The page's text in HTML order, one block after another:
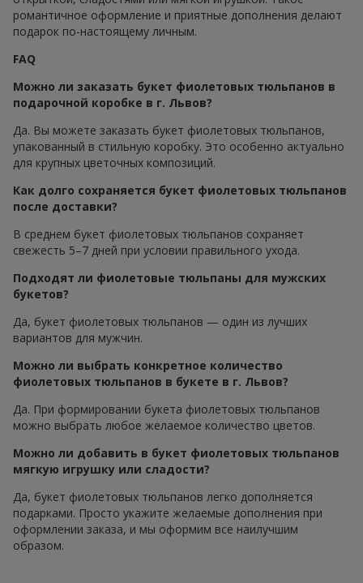
романтичное оформление и приятные дополнения делают
подарок по-настоящему личным.
FAQ
Можно ли заказать букет фиолетовых тюльпанов в
подарочной коробке в г. Львов?
Да. Вы можете заказать букет фиолетовых тюльпанов,
упакованный в стильную коробку. Это особенно актуально
для крупных цветочных композиций.
Как долго сохраняется букет фиолетовых тюльпанов
после доставки?
В среднем букет фиолетовых тюльпанов сохраняет
свежесть 5–7 дней при условии правильного ухода.
Подходят ли фиолетовые тюльпаны для мужских
букетов?
Да, букет фиолетовых тюльпанов — один из лучших
вариантов для мужчин.
Можно ли выбрать конкретное количество
фиолетовых тюльпанов в букете в г. Львов?
Да. При формировании букета фиолетовых тюльпанов
можно выбрать любое желаемое количество цветов.
Можно ли добавить в букет фиолетовых тюльпанов
мягкую игрушку или сладости?
Да, букет фиолетовых тюльпанов легко дополняется
подарками. Просто укажите желаемые дополнения при
оформлении заказа, и мы оформим все наилучшим
образом.